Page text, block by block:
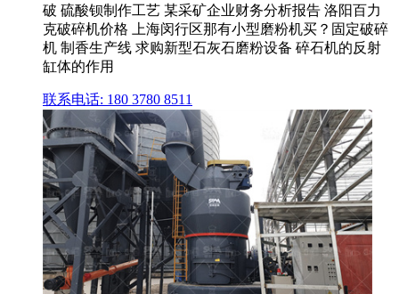
破 硫酸钡制作工艺 某采矿企业财务分析报告 洛阳百力
克破碎机价格 上海闵行区那有小型磨粉机买？固定破碎
机 制香生产线 求购新型石灰石磨粉设备 碎石机的反射
缸体的作用
联系电话: 180 3780 8511